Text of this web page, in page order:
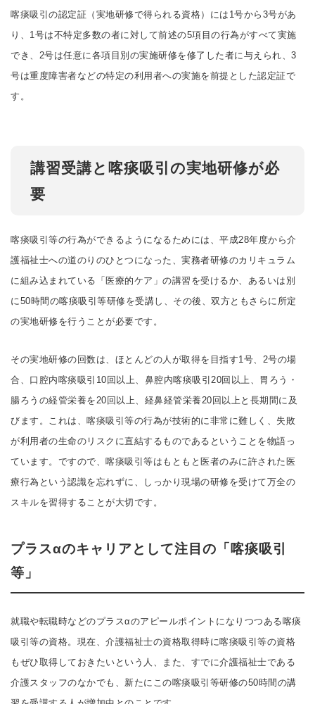
喀痰吸引の認定証（実地研修で得られる資格）には1号から3号があ
り、1号は不特定多数の者に対して前述の5項目の行為がすべて実施
でき、2号は任意に各項目別の実施研修を修了した者に与えられ、3
号は重度障害者などの特定の利用者への実施を前提とした認定証で
す。
講習受講と喀痰吸引の実地研修が必
要
喀痰吸引等の行為ができるようになるためには、平成28年度から介
護福祉士への道のりのひとつになった、実務者研修のカリキュラム
に組み込まれている「医療的ケア」の講習を受けるか、あるいは別
に50時間の喀痰吸引等研修を受講し、その後、双方ともさらに所定
の実地研修を行うことが必要です。
その実地研修の回数は、ほとんどの人が取得を目指す1号、2号の場
合、口腔内喀痰吸引10回以上、鼻腔内喀痰吸引20回以上、胃ろう・
腸ろうの経管栄養を20回以上、経鼻経管栄養20回以上と長期間に及
びます。これは、喀痰吸引等の行為が技術的に非常に難しく、失敗
が利用者の生命のリスクに直結するものであるということを物語っ
ています。ですので、喀痰吸引等はもともと医者のみに許された医
療行為という認識を忘れずに、しっかり現場の研修を受けて万全の
スキルを習得することが大切です。
プラスαのキャリアとして注目の「喀痰吸引
等」
就職や転職時などのプラスαのアピールポイントになりつつある喀痰
吸引等の資格。現在、介護福祉士の資格取得時に喀痰吸引等の資格
もぜひ取得しておきたいという人、また、すでに介護福祉士である
介護スタッフのなかでも、新たにこの喀痰吸引等研修の50時間の講